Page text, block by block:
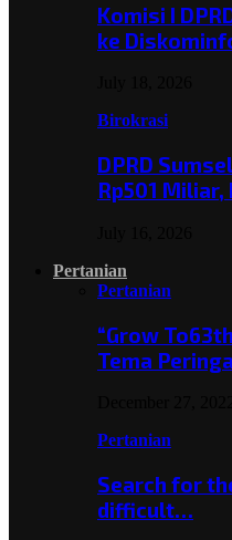
Komisi I
ke
Birokrasi
DPRD
Rp501
Pertanian
Pertanian
“Grow
Tema
Pertanian
Search for
difficult…